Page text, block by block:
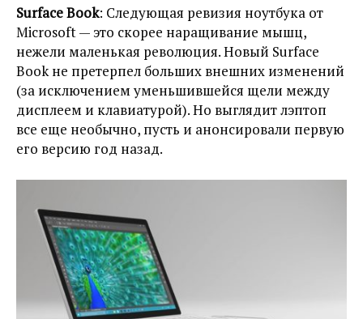
Surface Book: Следующая ревизия ноутбука от
Microsoft — это скорее наращивание мышц,
нежели маленькая революция. Новый Surface
Book не претерпел больших внешних изменений
(за исключением уменьшившейся щели между
дисплеем и клавиатурой). Но выглядит лэптоп
все еще необычно, пусть и анонсировали первую
его версию год назад.